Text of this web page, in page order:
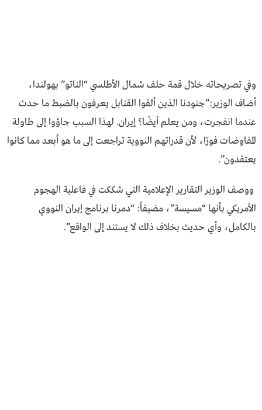
وفي تصريحاته خلال قمة حلف شمال الأطلسي “الناتو” بهولندا،
أضاف الوزير:”جنودنا الذين ألقوا القنابل يعرفون بالضبط ما حدث
عندما انفجرت، ومن يعلم أيضًا؟ إيران. لهذا السبب جاؤوا إلى طاولة
المفاوضات فورًا، لأن قدراتهم النووية تراجعت إلى ما هو أبعد مما كانوا
يعتقدون”.
ووصف الوزير التقارير الإعلامية التي شككت في فاعلية الهجوم
الأمريكي بأنها “مسيسة”، مضيفاً: “دمرنا برنامج إيران النووي
بالكامل، وأي حديث بخلاف ذلك لا يستند إلى الواقع”.